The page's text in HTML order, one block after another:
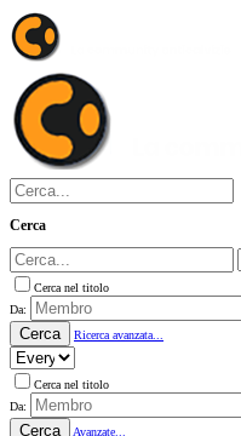
Cerca
Cerca nel titolo
Da:
Cerca Ricerca avanzata...
Cerca nel titolo
Da:
Cerca Avanzate...